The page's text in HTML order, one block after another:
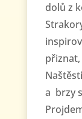
dolů z
přiznat,
a brzy